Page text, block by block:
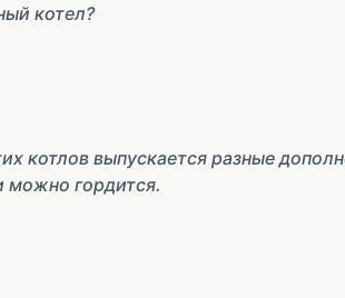
котел?
котлов выпускается разные
можно гордится.